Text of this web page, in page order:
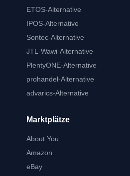
ETOS-Alternative
IPOS-Alternative
Sontec-Alternative
JTL-Wawi-Alternative
PlentyONE-Alternative
prohandel-Alternative
advarics-Alternative
Marktplätze
About You
Amazon
eBay